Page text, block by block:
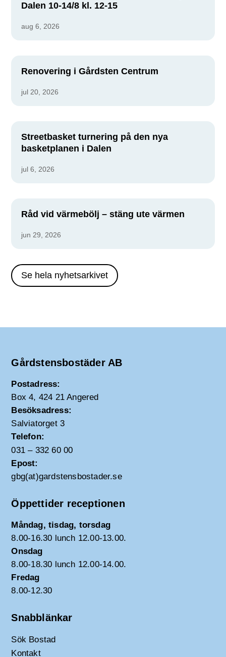
Dalen 10-14/8 kl. 12-15
aug 6, 2026
Renovering i Gårdsten Centrum
jul 20, 2026
Streetbasket turnering på den nya
basketplanen i Dalen
jul 6, 2026
Råd vid värmebölj – stäng ute värmen
jun 29, 2026
Se hela nyhetsarkivet
Gårdstensbostäder AB
Postadress:
Box 4, 424 21 Angered
Besöksadress:
Salviatorget 3
Telefon:
031 – 332 60 00
Epost:
gbg(at)gardstensbostader.se
Öppettider receptionen
Måndag, tisdag, torsdag
8.00-16.30 lunch 12.00-13.00.
Onsdag
8.00-18.30 lunch 12.00-14.00.
Fredag
8.00-12.30
Snabblänkar
Sök Bostad
Kontakt